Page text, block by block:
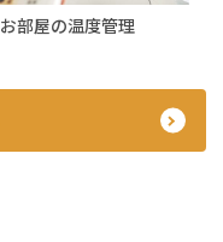
お部屋の温度管理